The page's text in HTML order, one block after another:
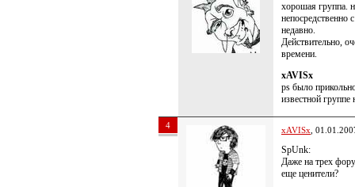
хорошая группа.
непосредственно
недавно.
Действительно,
времени.
xAVISx
ps было
известной
4 xAVISx ,
SpUnk:
Даже на трех
еще ценители?